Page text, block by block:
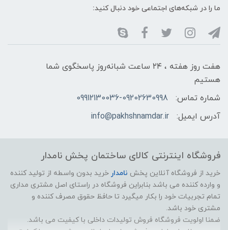
ما را در شبکه‌های اجتماعی خود دنبال کنید:
هفت روز هفته ، ۲۴ ساعت شبانه‌روز پاسخگوی شما
هستیم
شماره تماس:
09912130036-09202630998
آدرس ایمیل:
info@pakhshnamdar.ir
فروشگاه اینترنتی کالای ساختمان پخش نامدار
خرید از فروشگاه آنلاین پخش نامدار خرید بدون واسطه از تولید کننده
و وارده کننده می باشد بنابراین فروشگاه در راستای اصل مشتری مداری
تمام تجربیات خود را بکار میگیرد تا حافظ حقوق مصرف کننده و
مشتری خود باشد.
ضمنا اولویت فروشگاه فروش تولیدات داخلی با کیفیت می باشد.